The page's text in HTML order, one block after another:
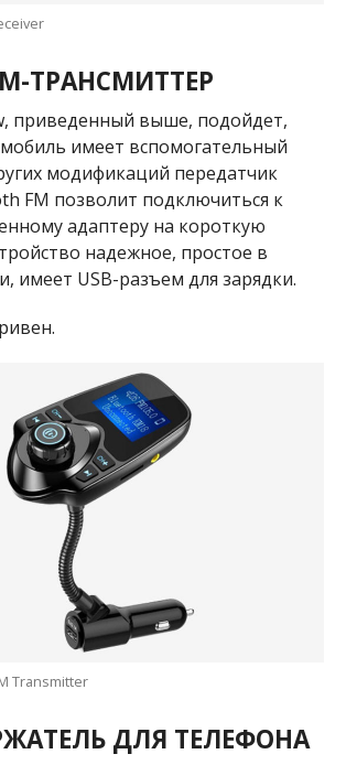
ТРАНСМИТТЕР
приведенный выше, подойдет,
имеет вспомогательный
модификаций передатчик
FM позволит подключиться к
адаптеру на короткую
надежное, простое в
имеет USB-разъем для зарядки.
Transmitter
ДЛЯ ТЕЛЕФОНА